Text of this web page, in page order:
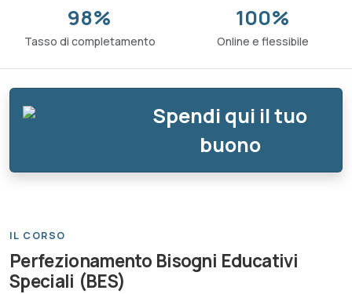
98%
Tasso di completamento
100%
Online e flessibile
Spendi qui il tuo
buono
IL CORSO
Perfezionamento Bisogni Educativi
Speciali (BES)